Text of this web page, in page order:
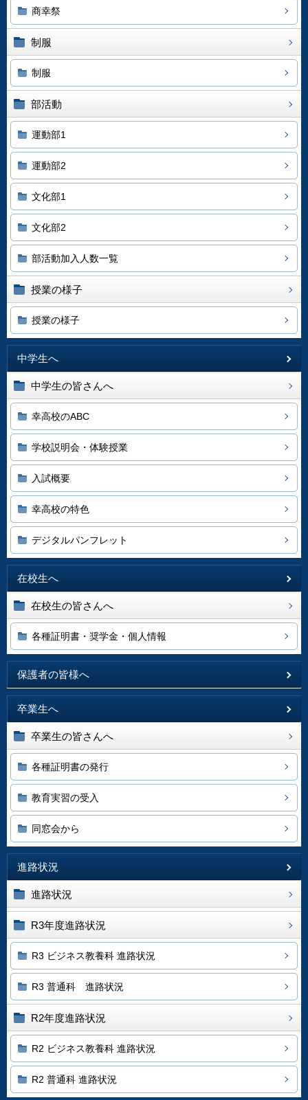
商幸祭
制服
制服
部活動
運動部1
運動部2
文化部1
文化部2
部活動加入人数一覧
授業の様子
授業の様子
中学生へ
中学生の皆さんへ
幸高校のABC
学校説明会・体験授業
入試概要
幸高校の特色
デジタルパンフレット
在校生へ
在校生の皆さんへ
各種証明書・奨学金・個人情報
保護者の皆様へ
卒業生へ
卒業生の皆さんへ
各種証明書の発行
教育実習の受入
同窓会から
進路状況
進路状況
R3年度進路状況
R3 ビジネス教養科 進路状況
R3 普通科 進路状況
R2年度進路状況
R2 ビジネス教養科 進路状況
R2 普通科 進路状況